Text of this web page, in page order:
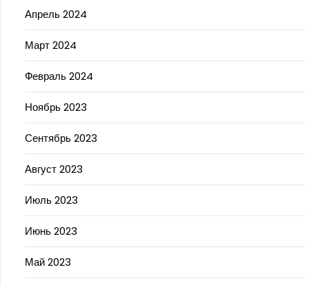
Апрель 2024
Март 2024
Февраль 2024
Ноябрь 2023
Сентябрь 2023
Август 2023
Июль 2023
Июнь 2023
Май 2023